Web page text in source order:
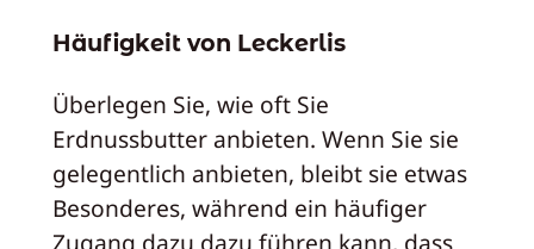
Häufigkeit von Leckerlis
Überlegen Sie, wie oft Sie
Erdnussbutter anbieten. Wenn Sie sie
gelegentlich anbieten, bleibt sie etwas
Besonderes, während ein häufiger